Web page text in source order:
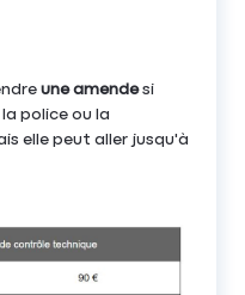
une amendesi
police ou la
elle peut aller jusqu'à